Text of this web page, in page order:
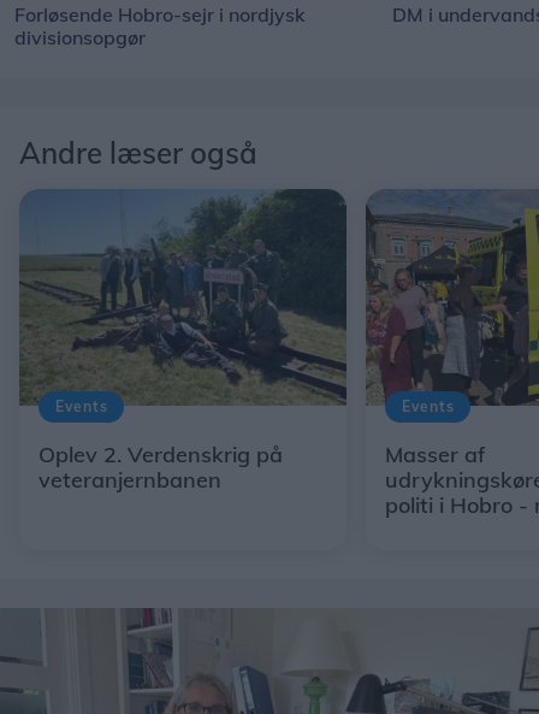
Forløsende Hobro-sejr i nordjysk
divisionsopgør
DM i
Andre læser også
Events
Oplev 2. Verdenskrig på
veteranjernbanen
Events
Masser af
politi i Hobro -